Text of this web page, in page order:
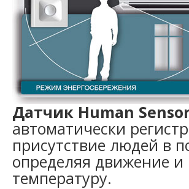
Датчик Human
автоматически
присутствие людей в
определяя движение и
температуру.